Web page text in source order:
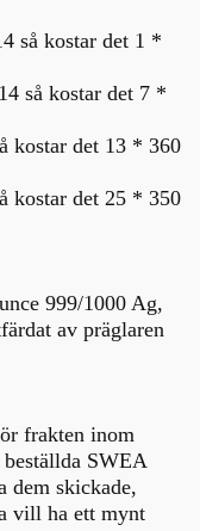
så kostar det 1 *
så kostar det 7 *
kostar det 13 * 360
kostar det 25 * 350
999/1000 Ag,
av präglaren
frakten inom
SWEA
dem skickade,
vill ha ett mynt